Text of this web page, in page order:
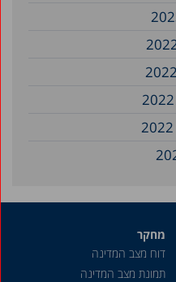
מחקר
דוח מצב המדינה
תמונת מצב המדינה